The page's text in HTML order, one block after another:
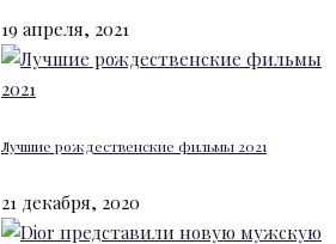
19 апреля, 2021
Лучшие рождественские фильмы 2021
21 декабря, 2020